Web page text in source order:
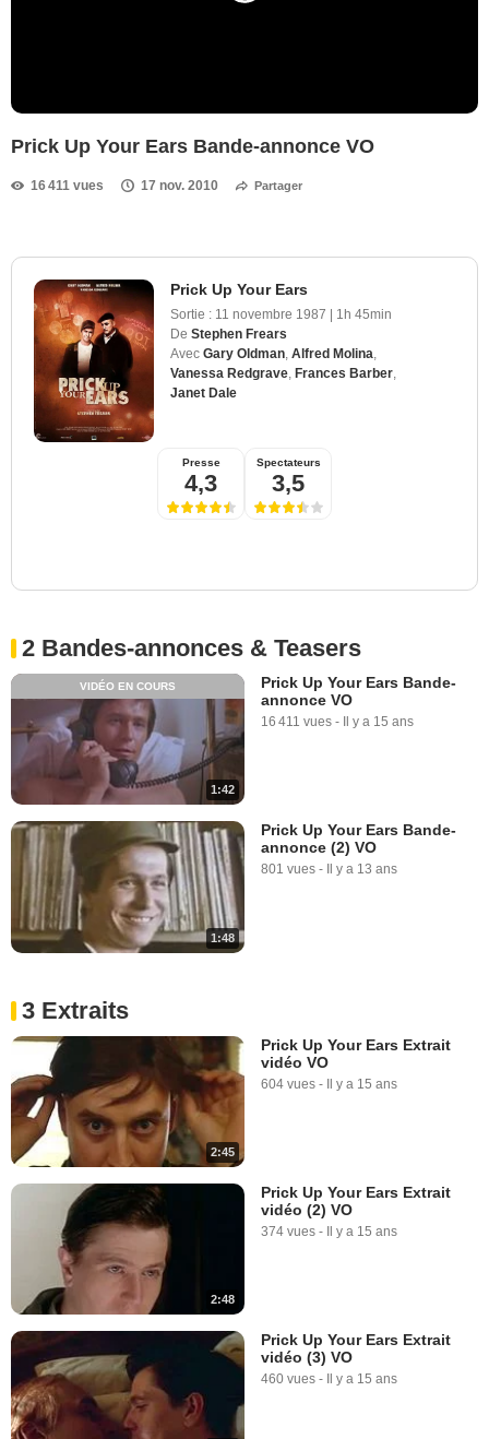
Prick Up Your Ears Bande-annonce VO
16 411 vues 17 nov. 2010 Partager
Prick Up Your Ears
Sortie : 11 novembre 1987 | 1h 45min
De Stephen Frears
Avec Gary Oldman Alfred Molina
Vanessa Redgrave Frances Barber
Janet Dale
Presse
4,3
Spectateurs
3,5
2 Bandes-annonces & Teasers
1:42
VIDÉO EN COURS
Prick Up Your Ears Bande-
annonce VO
16 411 vues - Il y a 15 ans
1:48
Prick Up Your Ears Bande-
annonce (2) VO
801 vues - Il y a 13 ans
3 Extraits
2:45
Prick Up Your Ears Extrait
vidéo VO
604 vues - Il y a 15 ans
2:48
Prick Up Your Ears Extrait
vidéo (2) VO
374 vues - Il y a 15 ans
Prick Up Your Ears Extrait
vidéo (3) VO
460 vues - Il y a 15 ans